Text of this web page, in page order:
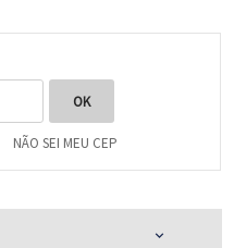
NÃO SEI MEU CEP
expand_more